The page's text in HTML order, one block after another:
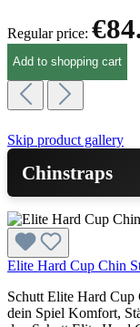
Regular price:
Add to shopping cart
Skip product gallery
Chinstraps
Elite Hard Cup Chin
Schutt Elite Hard
dein Spiel Komfort,